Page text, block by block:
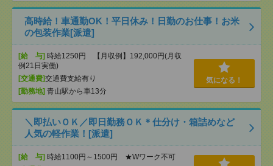
高時給！車通勤OK！平日休み！日勤のお仕事！お米
の包装作業[派遣]
[給 与] 時給1250円 【月収例】192,000円(月収
例21日実働)
[交通費]交通費支給有り
[勤務地] 青山駅から車13分
気になる！
＼即払いＯＫ／即日勤務ＯＫ＊仕分け・箱詰めなど
人気の軽作業！[派遣]
[給 与] 時給1100円～1500円 ★Wワーク不可